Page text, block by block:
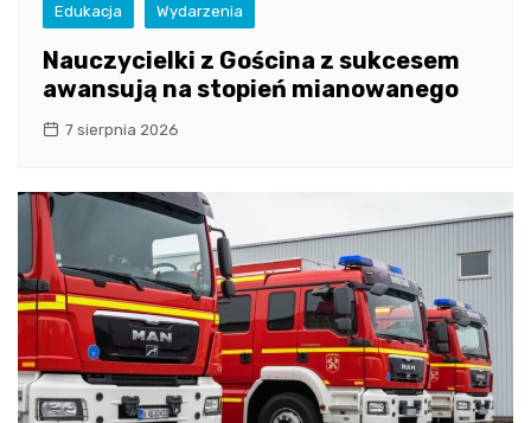
Edukacja Wydarzenia
Nauczycielki z Gościna z sukcesem
awansują na stopień mianowanego
7 sierpnia 2026